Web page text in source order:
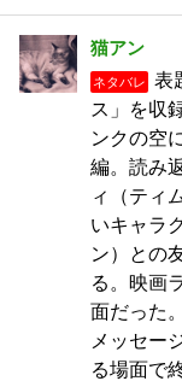
猫アン
ネタバレ
表
ス」を収
ンクの空
編。読み
ィ（ティ
いキャラ
ン）との
る。映画
面だった
メッセー
る場面で